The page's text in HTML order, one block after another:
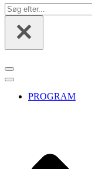
Søg
efter...
Navigation
menu
Navigation
PROGRAM